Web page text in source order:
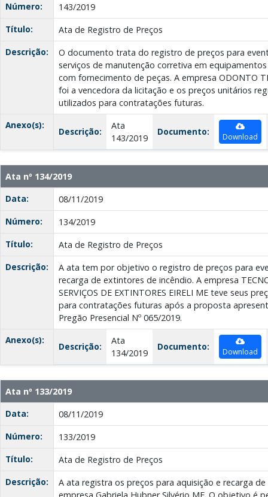
Número:
143/2019
Título:
Ata de Registro de Preços
Descrição:
O documento trata do registro de preços para
serviços de manutenção corretiva em
com fornecimento de peças. A empresa ODONTO
foi a vencedora da licitação e os preços unitários
utilizados para contratações futuras.
Anexo(s):
Descrição:
Ata
143/2019
Documento: Download
Ata nº 134/2019
Data:
08/11/2019
Número:
134/2019
Título:
Ata de Registro de Preços
Descrição:
A ata tem por objetivo o registro de preços para
recarga de extintores de incêndio. A empresa TECNO
SERVIÇOS DE EXTINTORES EIRELI ME teve seus
para contratações futuras após a proposta
Pregão Presencial Nº 065/2019.
Anexo(s):
Descrição:
Ata
134/2019
Documento: Download
Ata nº 133/2019
Data:
08/11/2019
Número:
133/2019
Título:
Ata de Registro de Preços
Descrição:
A ata registra os preços para aquisição e recarga